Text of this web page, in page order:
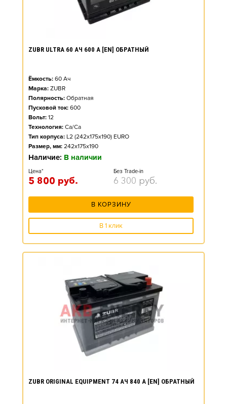
ZUBR ULTRA 60 АЧ 600 А [EN] ОБРАТНЫЙ
Ёмкость: 60 Ач
Марка: ZUBR
Полярность: Обратная
Пусковой ток: 600
Вольт: 12
Технология: Ca/Ca
Тип корпуса: L2 (242x175x190) EURO
Размер, мм: 242x175x190
Наличие: В наличии
Цена*
5 800 руб.
Без Trade-in
6 300 руб.
В КОРЗИНУ
В 1 клик
ZUBR ORIGINAL EQUIPMENT 74 АЧ 840 А [EN] ОБРАТНЫЙ